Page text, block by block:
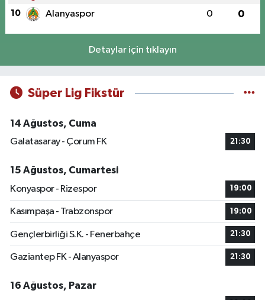
10 Alanyaspor 0 0
Detaylar için tıklayın
Süper Lig Fikstür
14 Ağustos, Cuma
Galatasaray - Çorum FK
21:30
15 Ağustos, Cumartesi
Konyaspor - Rizespor
19:00
Kasımpaşa - Trabzonspor 19:00
Gençlerbirliği S.K. - Fenerbahçe 21:30
Gaziantep FK - Alanyaspor 21:30
16 Ağustos, Pazar